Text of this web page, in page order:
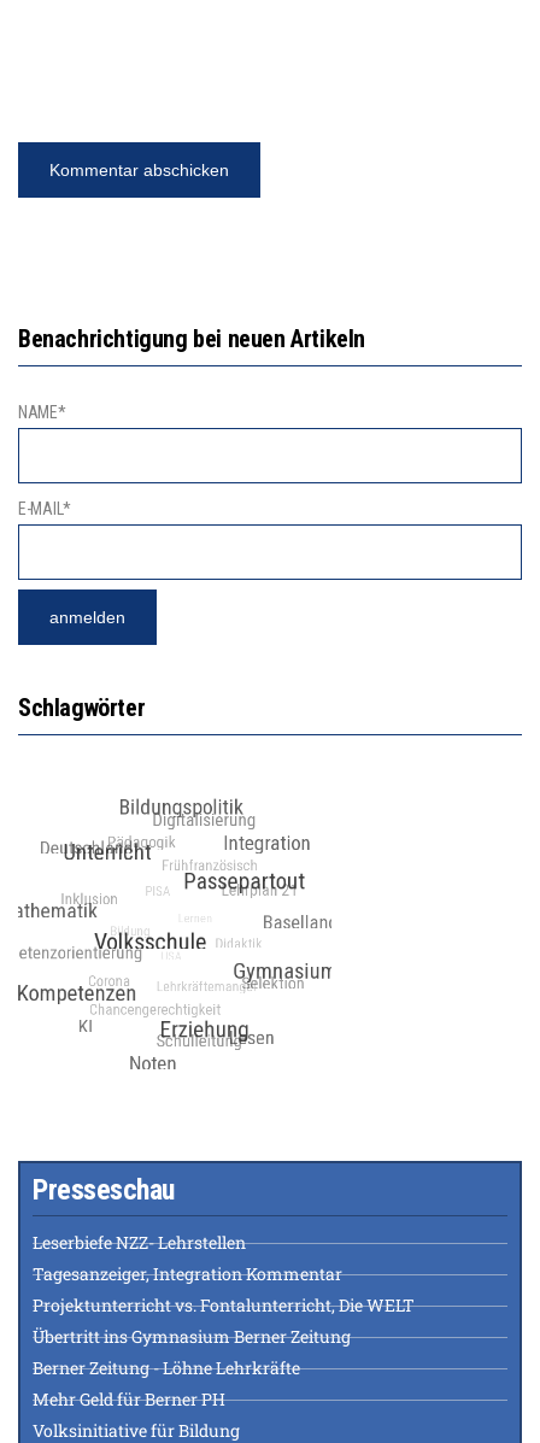
Benachrichtigung bei neuen Artikeln
NAME*
E-MAIL*
Schlagwörter
Presseschau
Leserbiefe NZZ- Lehrstellen
Tagesanzeiger, Integration Kommentar
Projektunterricht vs. Fontalunterricht, Die WELT
Übertritt ins Gymnasium Berner Zeitung
Berner Zeitung - Löhne Lehrkräfte
Mehr Geld für Berner PH
Volksinitiative für Bildung